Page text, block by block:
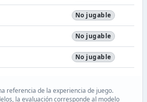
No jugable
No jugable
No jugable
referencia de la experiencia de juego.
la evaluación corresponde al modelo